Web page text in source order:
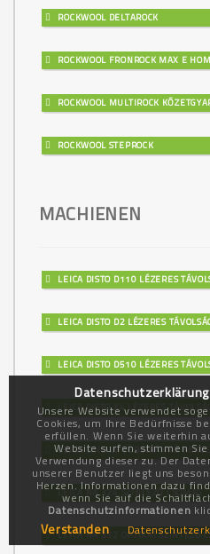
ROCKWOOL DELTAROCK
ROCKWOOL FRONROCK MAX E
ROCKWOOL MULTIROCK
ROCKWOOL STEPROCK
MACHIENEN
LEICA DISTO D110 LÉZERES
LEICA DISTO D2 LÉZERES
LEICA DISTO D510 LÉZERES
LEICA DISTO X4 LÉZERES
LEICA LINO L6 TÖBBIRÁNYÚ
LEICA NA 324 SZINTEZŐ CSOMAG
LEICA NA 332 OPTIKAI SZINTEZŐ
Datenschutzerklärung
Unsere Website verwendet
Cookies, um Ihre Bedürfnisse
erfüllen. Wenn Sie weiterhin
Website surfen, stimmen
Verwendung dieser zu. Der
unserer Benutzer liegt uns
Herzen. Informationen dazu
wenn Sie auf die
Datenschutzinformationen
Verstanden